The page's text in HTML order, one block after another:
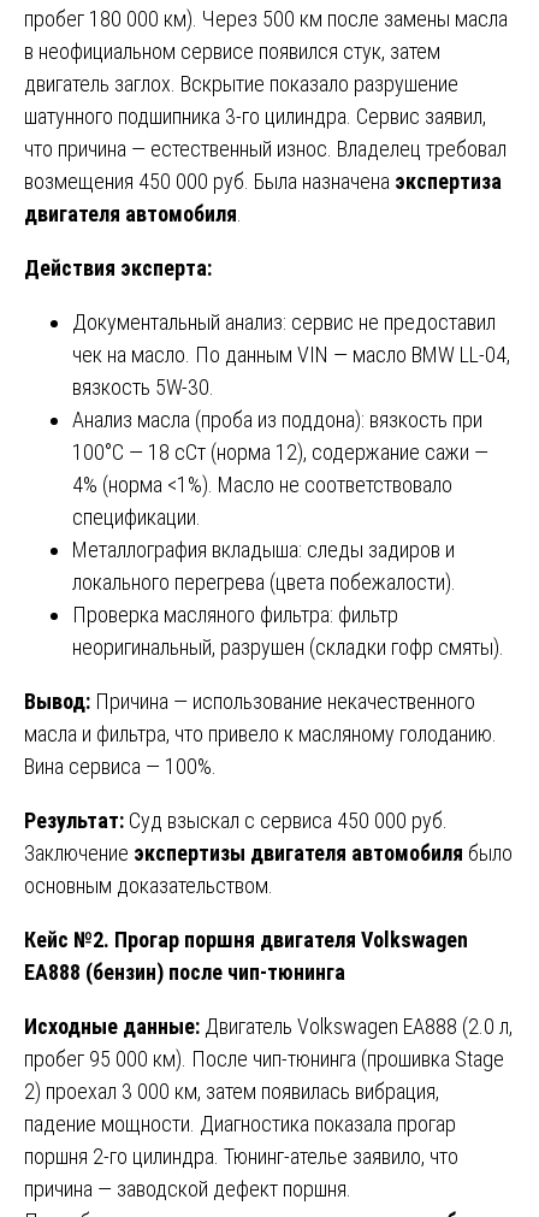
пробег 180 000 км). Через 500 км после замены масла
в неофициальном сервисе появился стук, затем
двигатель заглох. Вскрытие показало разрушение
шатунного подшипника 3-го цилиндра. Сервис заявил,
что причина — естественный износ. Владелец требовал
возмещения 450 000 руб. Была назначена экспертиза
двигателя автомобиля
Действия эксперта:
Документальный анализ: сервис не предоставил
чек на масло. По данным VIN — масло BMW LL-04,
вязкость 5W-30.
Анализ масла (проба из поддона): вязкость при
100°C — 18 сСт (норма 12), содержание сажи —
4% (норма <1%). Масло не соответствовало
спецификации.
Металлография вкладыша: следы задиров и
локального перегрева (цвета побежалости).
Проверка масляного фильтра: фильтр
неоригинальный, разрушен (складки гофр смяты).
Вывод: Причина — использование некачественного
масла и фильтра, что привело к масляному голоданию.
Вина сервиса — 100%.
Результат: Суд взыскал с сервиса 450 000 руб.
Заключение экспертизы двигателя автомобиля было
основным доказательством.
Кейс №2. Прогар поршня двигателя Volkswagen
EA888 (бензин) после чип-тюнинга
Исходные данные: Двигатель Volkswagen EA888 (2.0 л,
пробег 95 000 км). После чип-тюнинга (прошивка Stage
2) проехал 3 000 км, затем появилась вибрация,
падение мощности. Диагностика показала прогар
поршня 2-го цилиндра. Тюнинг-ателье заявило, что
причина — заводской дефект поршня.